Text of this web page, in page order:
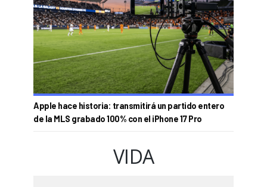
Apple hace historia: transmitirá un partido entero
de la MLS grabado 100% con el iPhone 17 Pro
VIDA